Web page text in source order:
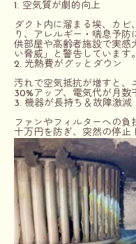
1. 空気質が劇的向上
ダクト内に溜まる埃、カ
り、
アレルギー・喘息予防
供部屋や高齢者施設で実感
い脅威」と警告しています。
2. 光熱費がグッとダウン
汚れで空気抵抗が増すと、
30%アップ、電気代が月数
3. 機器が長持ち＆故障激減
ファンやフィルターへの負
十万円を防ぎ、突然の停止